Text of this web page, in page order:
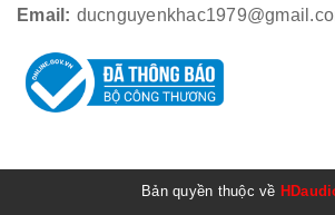
Email:
Bản quyền thuộc về